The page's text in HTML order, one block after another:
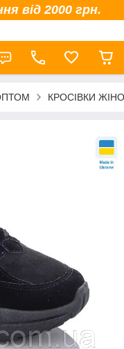
від 2000 грн.
КРОСІВКИ